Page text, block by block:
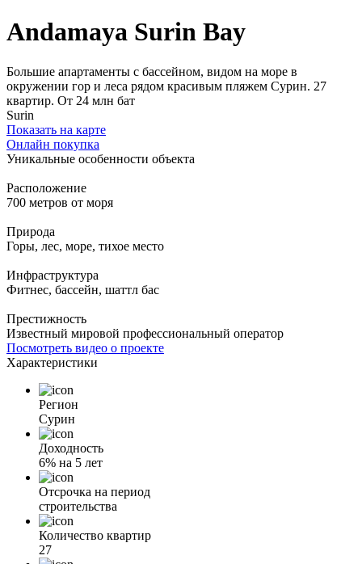
Andamaya Surin Bay
Большие апартаменты с бассейном, видом на море в
окружении гор и леса рядом красивым пляжем Сурин. 27
квартир. От 24 млн бат
Surin
Показать на карте
Онлайн покупка
Уникальные особенности объекта
Расположение
700 метров от моря
Природа
Горы, лес, море, тихое место
Инфраструктура
Фитнес, бассейн, шаттл бас
Престижность
Известный мировой профессиональный оператор
Посмотреть видео о проекте
Характеристики
Регион
Сурин
Доходность
6% на 5 лет
Отсрочка на период
строительства
Количество квартир
27